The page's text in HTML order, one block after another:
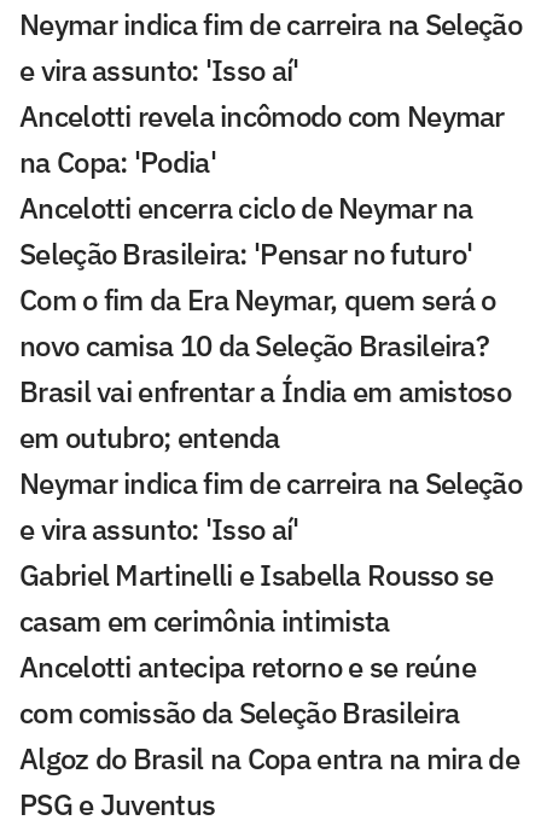
Neymar indica fim de carreira na Seleção
e vira assunto: 'Isso aí'
Ancelotti revela incômodo com Neymar
na Copa: 'Podia'
Ancelotti encerra ciclo de Neymar na
Seleção Brasileira: 'Pensar no futuro'
Com o fim da Era Neymar, quem será o
novo camisa 10 da Seleção Brasileira?
Brasil vai enfrentar a Índia em amistoso
em outubro; entenda
Neymar indica fim de carreira na Seleção
e vira assunto: 'Isso aí'
Gabriel Martinelli e Isabella Rousso se
casam em cerimônia intimista
Ancelotti antecipa retorno e se reúne
com comissão da Seleção Brasileira
Algoz do Brasil na Copa entra na mira de
PSG e Juventus